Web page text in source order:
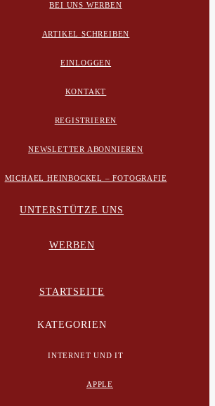
BEI UNS WERBEN
ARTIKEL SCHREIBEN
EINLOGGEN
KONTAKT
REGISTRIEREN
NEWSLETTER ABONNIEREN
MICHAEL HEINBOCKEL – FOTOGRAFIE
UNTERSTÜTZE UNS
WERBEN
STARTSEITE
KATEGORIEN
INTERNET UND IT
APPLE